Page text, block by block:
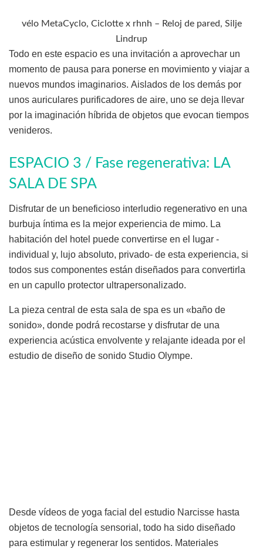
vélo MetaCyclo, Ciclotte x rhnh – Reloj de pared, Silje
Lindrup
Todo en este espacio es una invitación a aprovechar un
momento de pausa para ponerse en movimiento y viajar a
nuevos mundos imaginarios. Aislados de los demás por
unos auriculares purificadores de aire, uno se deja llevar
por la imaginación híbrida de objetos que evocan tiempos
venideros.
ESPACIO 3 / Fase regenerativa: LA
SALA DE SPA
Disfrutar de un beneficioso interludio regenerativo en una
burbuja íntima es la mejor experiencia de mimo. La
habitación del hotel puede convertirse en el lugar -
individual y, lujo absoluto, privado- de esta experiencia, si
todos sus componentes están diseñados para convertirla
en un capullo protector ultrapersonalizado.
La pieza central de esta sala de spa es un «baño de
sonido», donde podrá recostarse y disfrutar de una
experiencia acústica envolvente y relajante ideada por el
estudio de diseño de sonido Studio Olympe.
Desde vídeos de yoga facial del estudio Narcisse hasta
objetos de tecnología sensorial, todo ha sido diseñado
para estimular y regenerar los sentidos. Materiales